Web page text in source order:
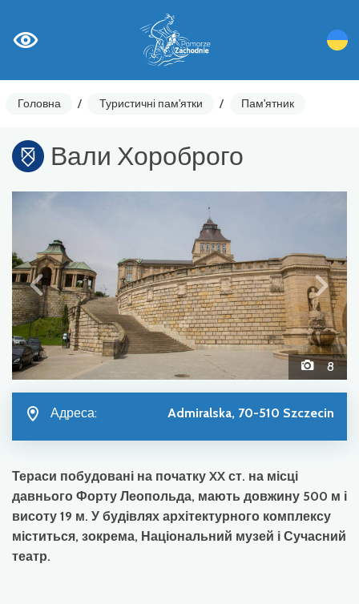
Головна / Туристичні пам'ятки / Пам'ятник
Вали Хороброго
8
Адреса: Admiralska, 70-510 Szczecin
Тераси побудовані на початку XX ст. на місці
давнього Форту Леопольда, мають довжину 500 м і
висоту 19 м. У будівлях архітектурного комплексу
міститься, зокрема, Національний музей і Сучасний
театр.